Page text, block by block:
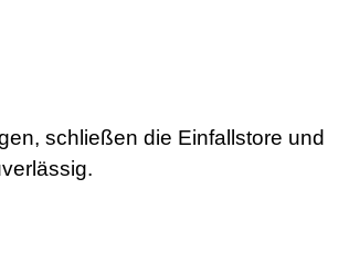
schließen die Einfallstore und